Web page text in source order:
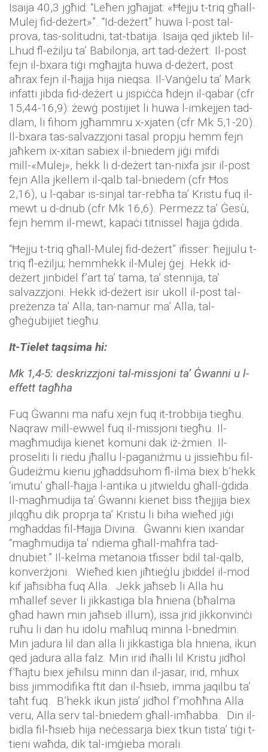
Isaija 40,3 jgħid: “Leħen jgħajjat: «Ħejju t-triq għall-
Mulej fid-deżert»”. “Id-deżert” huwa l-post tal-
prova, tas-solitudni, tat-tbatija. Isaija qed jikteb lil-
Lhud fl-eżilju ta’ Babilonja, art tad-deżert. Il-post
fejn il-bxara tiġi mgħajjta huwa d-deżert, post
aħrax fejn il-ħajja hija nieqsa. Il-Vanġelu ta’ Mark
infatti jibda fid-deżert u jispiċċa ħdejn il-qabar (cfr
15,44-16,9): żewġ postijiet li huwa l-imkejjen tad-
dlam, li fihom jgħammru x-xjaten (cfr Mk 5,1-20).
Il-bxara tas-salvazzjoni tasal propju hemm fejn
jaħkem ix-xitan sabiex il-bniedem jiġi mifdi
mill-«Mulej», hekk li d-deżert tan-nixfa jsir il-post
fejn Alla jkellem il-qalb tal-bniedem (cfr Ħos
2,16), u l-qabar is-sinjal tar-rebħa ta’ Kristu fuq il-
mewt u d-dnub (cfr Mk 16,6). Permezz ta’ Ġesù,
fejn hemm il-mewt, kapaċi titnissel ħajja ġdida.
“Ħejju t-triq għall-Mulej fid-deżert” ifisser: ħejjulu t-
triq fl-eżilju; hemmhekk il-Mulej ġej. Hekk id-
deżert jinbidel f’art ta’ tama, ta’ stennija, ta’
salvazzjoni. Hekk id-deżert isir ukoll il-post tal-
preżenza ta’ Alla, tan-namur ma’ Alla, tal-
għeġubijiet tiegħu.
It-Tielet taqsima hi:
Mk 1,4-5: deskrizzjoni tal-missjoni ta’ Ġwanni u l-
effett tagħha
Fuq Ġwanni ma nafu xejn fuq it-trobbija tiegħu.
Naqraw mill-ewwel fuq il-missjoni tiegħu. Il-
magħmudija kienet komuni dak iż-żmien. Il-
proseliti li riedu jħallu l-paganiżmu u jissieħbu fil-
Ġudeiżmu kienu jgħaddsuhom fl-ilma biex b’hekk
‘imutu’ għall-ħajja l-antika u jitwieldu għall-ġdida.
Il-magħmudija ta’ Ġwanni kienet biss tħejjija biex
jilqgħu dik proprja ta’ Kristu li biha wieħed jiġi
mgħaddas fil-Ħajja Divina. Ġwanni kien ixandar
“magħmudija ta’ ndiema għall-maħfra tad-
dnubiet.” Il-kelma metanoia tfisser bdil tal-qalb,
konverżjoni. Wieħed kien jiħtieġlu jbiddel il-mod
kif jaħsibha fuq Alla. Jekk jaħseb li Alla hu
mħallef sever li jikkastiga bla ħniena (bħalma
għad hawn min jaħseb illum), issa jrid jikkonvinċi
ruħu li dan hu idolu maħluq minna l-bnedmin.
Min jadura lil dan alla li jikkastiga bla hniena, ikun
qed jadura alla falz. Min irid iħalli lil Kristu jidħol
f’ħajtu biex jeħilsu minn dan il-jasar, irid, mhux
biss jimmodifika ftit dan il-ħsieb, imma jaqilbu ta’
taħt fuq. B’hekk ikun jista’ jidħol f’moħħna Alla
veru, Alla serv tal-bniedem għall-imħabba. Din il-
bidla fil-ħsieb hija neċessarja biex tkun tista’ tiġi t-
tieni waħda, dik tal-imġieba morali.